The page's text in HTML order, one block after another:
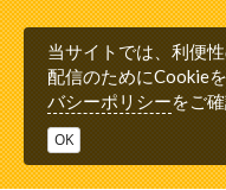
当サイトでは、利便
配信のためにCookie
バシーポリシーをご
OK